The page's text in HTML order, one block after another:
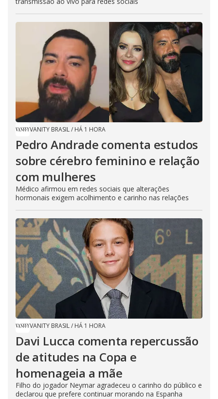
VANITY BRASIL/ HÁ 1 HORA
Pedro Andrade comenta estudos
sobre cérebro feminino e relação
com mulheres
Médico afirmou em redes sociais que alterações
hormonais exigem acolhimento e carinho nas relações
VANITY BRASIL/ HÁ 1 HORA
Davi Lucca comenta repercussão
de atitudes na Copa e
homenageia a mãe
Filho do jogador Neymar agradeceu o carinho do público e
declarou que prefere continuar morando na Espanha